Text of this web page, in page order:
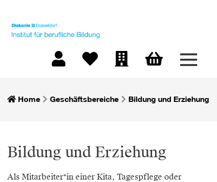
Menü
Home Geschäftsbereiche Bildung und Erziehung
Bildung und Erziehung
Als Mitarbeiter*in einer Kita, Tagespflege oder